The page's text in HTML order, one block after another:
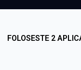
FOLOSESTE 2